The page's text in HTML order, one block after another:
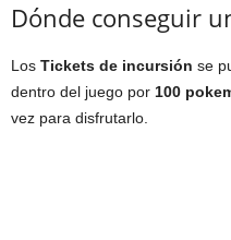
Dónde conseguir
Los Tickets de incursión se
dentro del juego por 100
vez para disfrutarlo.